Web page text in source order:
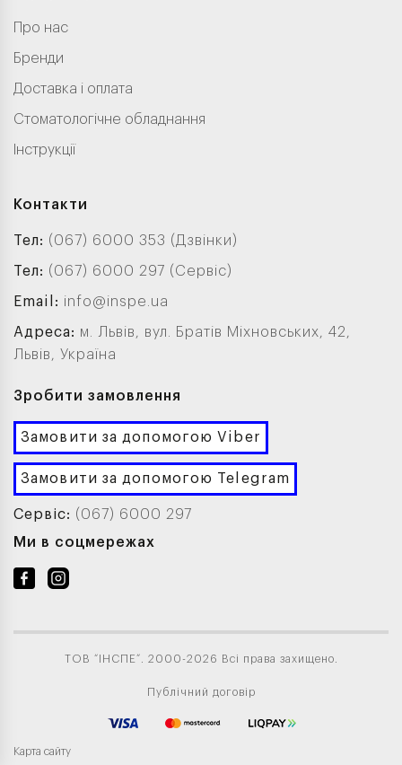
Про нас
Бренди
Доставка і оплата
Стоматологічне обладнання
Інструкції
Контакти
Тел: (067) 6000 353 (Дзвінки)
Тел: (067) 6000 297 (Сервіс)
Email: info@inspe.ua
Адреса: м. Львів, вул. Братів Міхновських, 42,
Львів, Україна
Зробити замовлення
Замовити за допомогою Viber
Замовити за допомогою Telegram
Сервіс: (067) 6000 297
Ми в соцмережах
ТОВ “ІНСПЕ”. 2000-2026 Всі права захищено.
Публічний договір
Карта сайту